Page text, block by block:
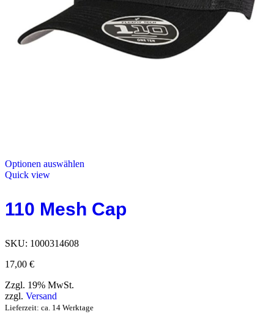
Optionen auswählen
Quick view
110 Mesh Cap
SKU: 1000314608
17,00 €
Zzgl. 19% MwSt.
zzgl. Versand
Lieferzeit: ca. 14 Werktage